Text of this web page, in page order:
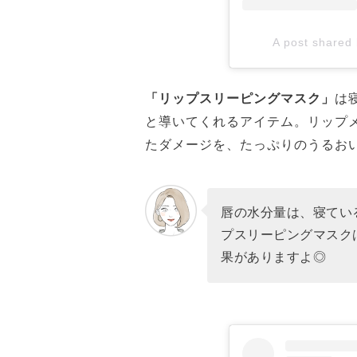
A post shared
「リップスリーピングマスク」 は
と導いてくれるアイテム。リップ
たダメージを、たっぷりのうるお
唇の水分量は、寝て
プスリーピングマス
果がありますよ◎